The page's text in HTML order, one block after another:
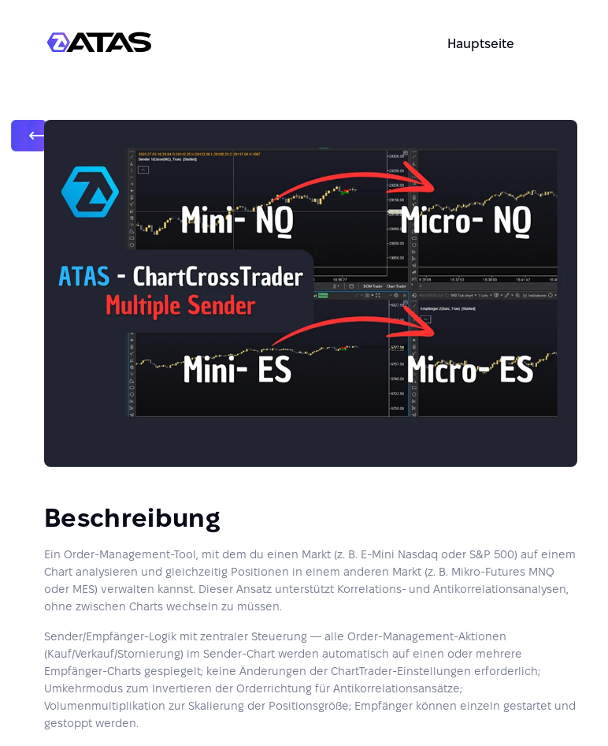
Hauptseite
Beschreibung
Ein Order-Management-Tool, mit dem du einen Markt (z. B. E-Mini Nasdaq oder S&P 500) auf einem
Chart analysieren und gleichzeitig Positionen in einem anderen Markt (z. B. Mikro-Futures MNQ
oder MES) verwalten kannst. Dieser Ansatz unterstützt Korrelations- und Antikorrelationsanalysen,
ohne zwischen Charts wechseln zu müssen.
Sender/Empfänger-Logik mit zentraler Steuerung — alle Order-Management-Aktionen
(Kauf/Verkauf/Stornierung) im Sender-Chart werden automatisch auf einen oder mehrere
Empfänger-Charts gespiegelt; keine Änderungen der ChartTrader-Einstellungen erforderlich;
Umkehrmodus zum Invertieren der Orderrichtung für Antikorrelationsansätze;
Volumenmultiplikation zur Skalierung der Positionsgröße; Empfänger können einzeln gestartet und
gestoppt werden.